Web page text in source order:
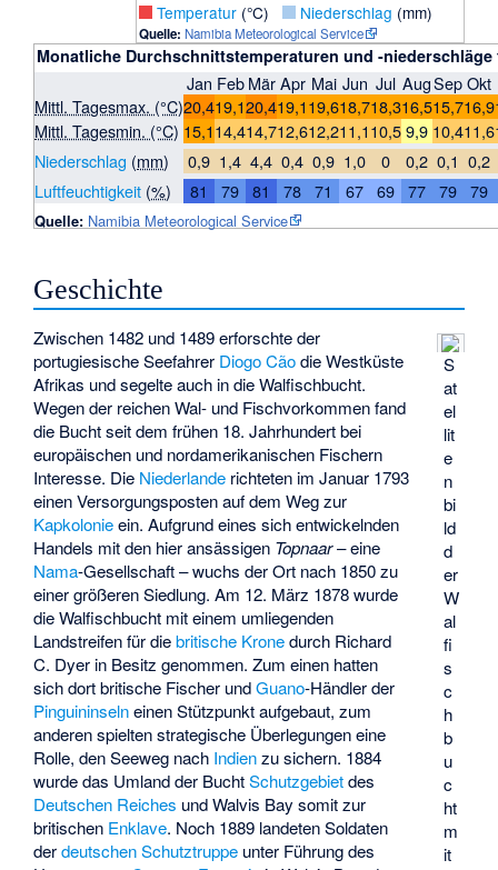
_ Temperatur(°C) _ Niederschlag (mm)
Quelle: Namibia Meteorological Service
Monatliche Durchschnittstemperaturen und -niederschläge
Jan FebMärApr Mai Jun Jul AugSep Okt
Mittl. Tagesmax. (°C)20,419,120,419,119,618,718,316,515,716,9
Mittl. Tagesmin. (°C) 15,114,414,712,612,211,110,5 9,9 10,411,6
Niederschlag (mm) 0,9 1,4 4,4 0,4 0,9 1,0 0 0,2 0,1 0,2
Luftfeuchtigkeit (%) 81 79 81 78 71 67 69 77 79 79
Quelle: Namibia Meteorological Service
Geschichte
S
at
el
lit
e
n
bi
ld
d
er
W
al
fi
s
c
h
b
u
c
ht
m
it
Zwischen 1482 und 1489 erforschte der
portugiesische Seefahrer Diogo Cãodie Westküste
Afrikas und segelte auch in die Walfischbucht.
Wegen der reichen Wal- und Fischvorkommen fand
die Bucht seit dem frühen 18. Jahrhundert bei
europäischen und nordamerikanischen Fischern
Interesse. Die Niederlande richteten im Januar 1793
einen Versorgungsposten auf dem Weg zur
Kapkolonieein. Aufgrund eines sich entwickelnden
Handels mit den hier ansässigen Topnaar– eine
Nama-Gesellschaft – wuchs der Ort nach 1850 zu
einer größeren Siedlung. Am 12. März 1878 wurde
die Walfischbucht mit einem umliegenden
Landstreifen für diebritische Kronedurch Richard
C. Dyer in Besitz genommen. Zum einen hatten
sich dort britische Fischer undGuano-Händler der
Pinguininselneinen Stützpunkt aufgebaut, zum
anderen spielten strategische Überlegungen eine
Rolle, den Seeweg nach Indienzu sichern. 1884
wurde das Umland der BuchtSchutzgebietdes
Deutschen Reiches und Walvis Bay somit zur
britischen Enklave. Noch 1889 landeten Soldaten
derdeutschen Schutztruppe unter Führung des